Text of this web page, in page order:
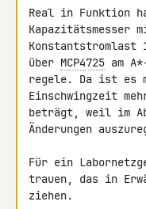
Real in Funktion
Kapazitätsmesser
Konstantstromlast
über MCP4725 am
regele. Da ist es
Einschwingzeit
beträgt, weil im
Änderungen
Für ein
trauen, das in
ziehen.